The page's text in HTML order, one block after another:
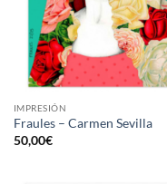
IMPRESIÓN
Fraules – Carmen Sevilla
50,00€